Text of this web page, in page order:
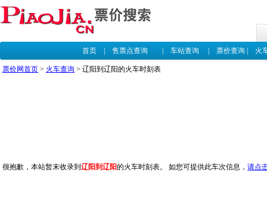
首页| 售票点查询 车站查询 票价查询 火
票价网首页 > 火车查询 > 辽阳到辽阳的火车时刻表
很抱歉，本站暂末收录到 辽阳到辽阳的火车时刻表。 如您可提供此车次信息， 请点